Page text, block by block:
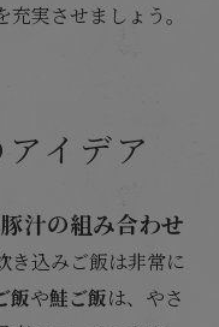
実させましょう。
イデア
汁の組み合わせ
き込みご飯は非常に
飯や鮭ご飯は、やさ